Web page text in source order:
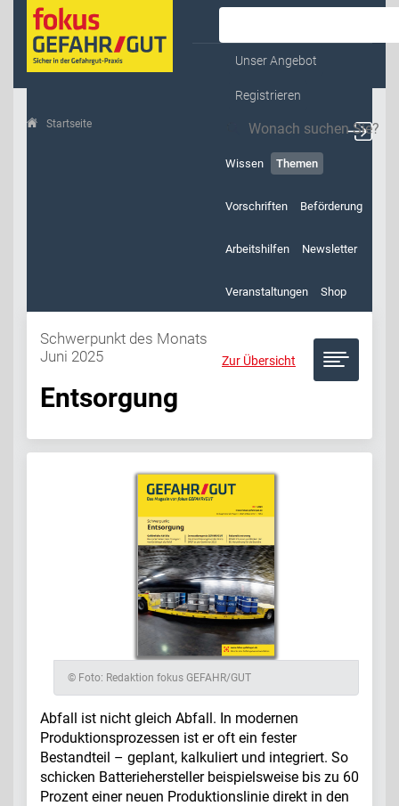
Unser Angebot
Registrieren
Wissen Themen
Vorschriften Beförderung
Arbeitshilfen Newsletter
Veranstaltungen Shop
Startseite Schwerpunkt des Monats Juni 2025
Zur Übersicht
Schwerpunkt des Monats
Juni 2025
Entsorgung
© Foto: Redaktion fokus GEFAHR/GUT
Abfall ist nicht gleich Abfall. In modernen
Produktionsprozessen ist er oft ein fester
Bestandteil – geplant, kalkuliert und integriert. So
schicken Batteriehersteller beispielsweise bis zu 60
Prozent einer neuen Produktionslinie direkt in den